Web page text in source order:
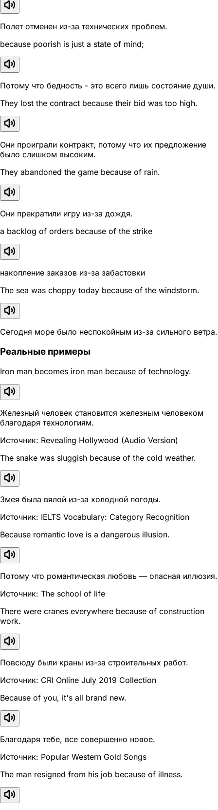
Полет отменен из-за технических проблем.
because poorish is just a state of mind;
Потому что бедность - это всего лишь состояние души.
They lost the contract because their bid was too high.
Они проиграли контракт, потому что их предложение
было слишком высоким.
They abandoned the game because of rain.
Они прекратили игру из-за дождя.
a backlog of orders because of the strike
накопление заказов из-за забастовки
The sea was choppy today because of the windstorm.
Сегодня море было неспокойным из-за сильного ветра.
Реальные примеры
Iron man becomes iron man because of technology.
Железный человек становится железным человеком
благодаря технологиям.
Источник: Revealing Hollywood (Audio Version)
The snake was sluggish because of the cold weather.
Змея была вялой из-за холодной погоды.
Источник: IELTS Vocabulary: Category Recognition
Because romantic love is a dangerous illusion.
Потому что романтическая любовь — опасная иллюзия.
Источник: The school of life
There were cranes everywhere because of construction
work.
Повсюду были краны из-за строительных работ.
Источник: CRI Online July 2019 Collection
Because of you, it's all brand new.
Благодаря тебе, все совершенно новое.
Источник: Popular Western Gold Songs
The man resigned from his job because of illness.